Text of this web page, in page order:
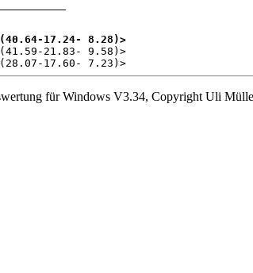
17.24- 8.28)>
21.83- 9.58)>
17.60- 7.23)>
für Windows V3.34, Copyright Uli